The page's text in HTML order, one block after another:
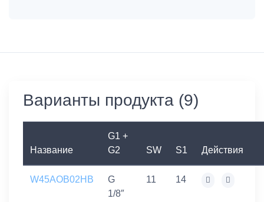
Варианты продукта (9)
Название
G1 +
G2
SW S1 Действия
W45AOB02HB
G
1/8″
11 14